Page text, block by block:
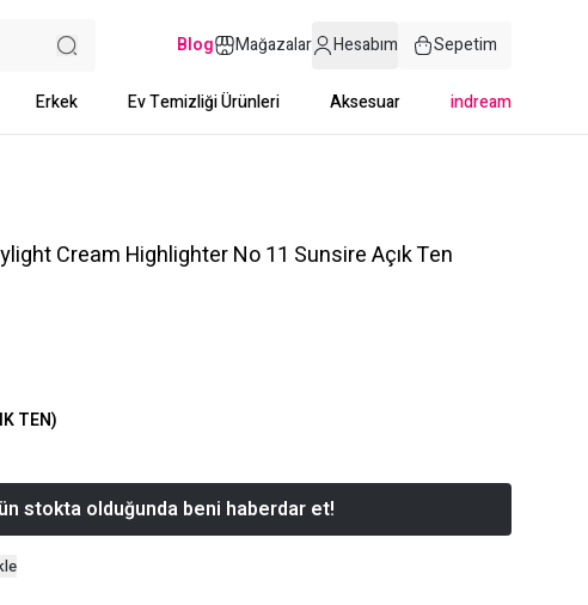
Blog Mağazalar Hesabım Sepetim
Erkek Ev Temizliği Ürünleri Aksesuar indream
Cream Highlighter No 11 Sunsire Açık Ten
TEN)
stokta olduğunda beni haberdar et!